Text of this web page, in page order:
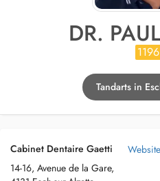
DR.
1196
Tandarts in
Cabinet Dentaire Gaetti
14-16, Avenue de la Gare,